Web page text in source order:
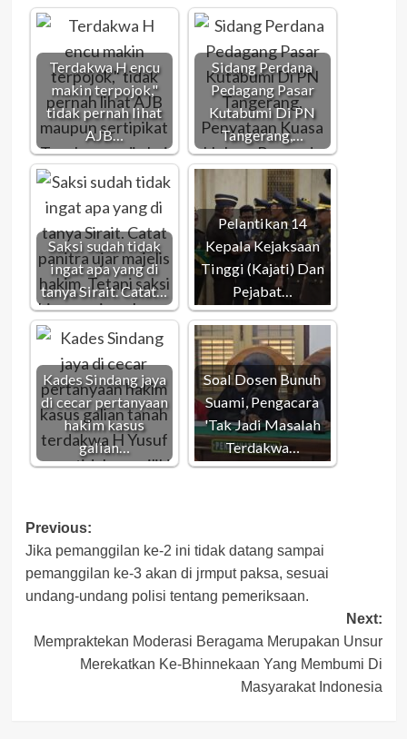
Terdakwa H encu
makin terpojok,"
tidak pernah lihat
AJB…
Sidang Perdana
Pedagang Pasar
Kutabumi Di PN
Tangerang,…
Saksi sudah tidak
ingat apa yang di
tanya Sirait. Catat…
Pelantikan 14
Kepala Kejaksaan
Tinggi (Kajati) Dan
Pejabat…
Kades Sindang jaya
di cecar pertanyaan
hakim kasus
galian…
Soal Dosen Bunuh
Suami, Pengacara
'Tak Jadi Masalah
Terdakwa…
Post
navigation
Previous:
Jika pemanggilan ke-2 ini tidak datang sampai
pemanggilan ke-3 akan di jrmput paksa, sesuai
undang-undang polisi tentang pemeriksaan.
Next:
Mempraktekan Moderasi Beragama Merupakan Unsur
Merekatkan Ke-Bhinnekaan Yang Membumi Di
Masyarakat Indonesia